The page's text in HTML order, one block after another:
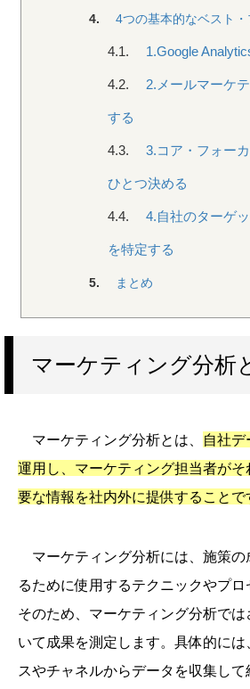
4. 4つの基本的なベスト・
4.1. 1.Google
4.2. 2.メールマーケ
する
4.3. 3.コア・フォー
ひとつ決める
4.4. 4.自社のターゲ
を特定する
5. まとめ
マーケティング分析
マーケティング分析とは、
自社デ
運用し、マーケティング担当者が
要な情報を社内外に提供することで
マーケティング分析には、施策の
るために使用するテクニックやプロ
そのため、マーケティング分析で
いて成果を測定します。具体的に
スやチャネルからデータを収集して